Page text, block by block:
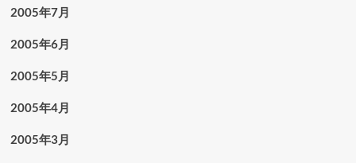
2005年7月
2005年6月
2005年5月
2005年4月
2005年3月